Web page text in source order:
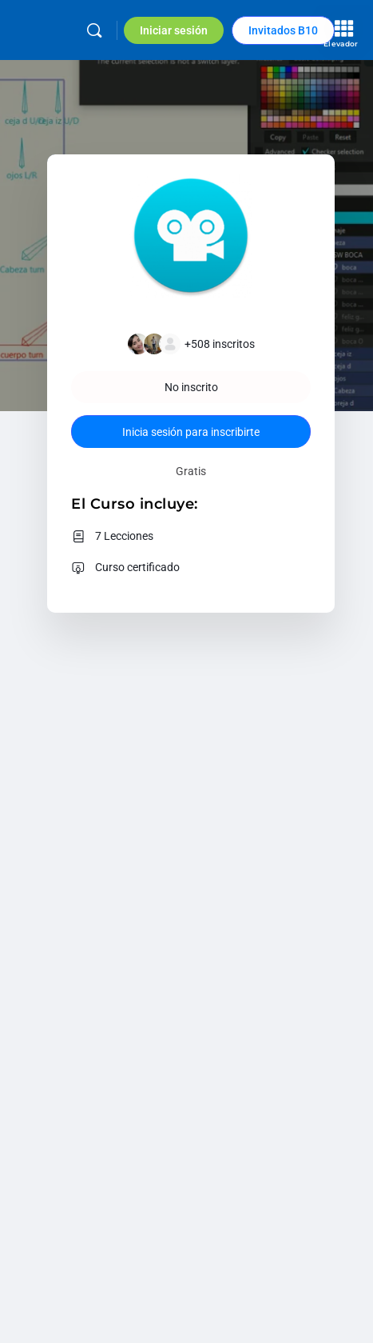
Iniciar sesión Invitados B10
+508 inscritos
No inscrito
Inicia sesión para inscribirte
Gratis
El Curso incluye:
7 Lecciones
Curso certificado
Elevador